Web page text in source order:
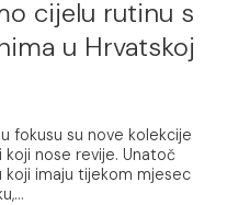
cijelu rutinu s
u Hrvatskoj
fokusu su nove kolekcije
nose revije. Unatoč
imaju tijekom mjesec